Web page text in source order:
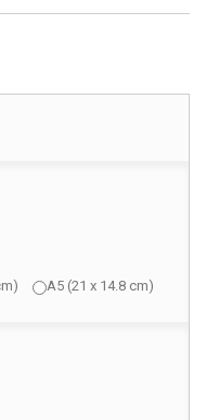
A5 (21 x 14.8 cm)